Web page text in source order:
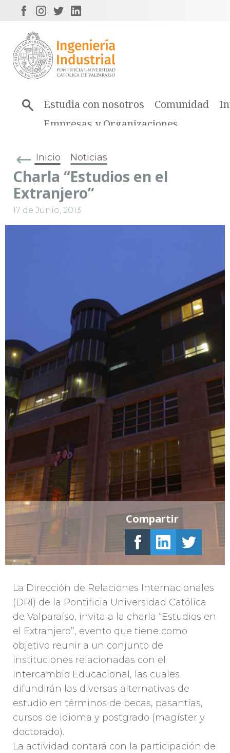
Estudia con nosotros Comunidad
Empresas y Organizaciones
Inicio Noticias
Charla “Estudios en el
Extranjero”
17 de Junio, 2013
La Dirección de Relaciones Internacionales
(DRI) de la Pontificia Universidad Católica
de Valparaíso, invita a la charla “Estudios en
el Extranjero”, evento que tiene como
objetivo reunir a un conjunto de
instituciones relacionadas con el
Intercambio Educacional, las cuales
difundirán las diversas alternativas de
estudio en términos de becas, pasantías,
cursos de idioma y postgrado (magíster y
doctorado).
La actividad contará con la participación de
Compartir